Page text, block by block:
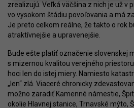
zrealizujú. Veľká väčšina z nich je už v
vo vysokom štádiu povoľovania a má
Je preto celkom reálne, že takto o rok
atraktívnejšie a upravenejšie.
Bude ešte platiť označenie slovenskej
s mizernou kvalitou verejného
hoci len do istej miery. Namiesto
„len“ zlá. Viaceré chronicky
možno zaradiť Kamenné námestie,
okolie Hlavnej stanice, Trnavské mýto,